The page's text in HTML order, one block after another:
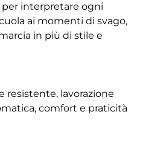
per interpretare ogni
ai momenti di svago,
in più di stile e
resistente, lavorazione
comfort e praticità